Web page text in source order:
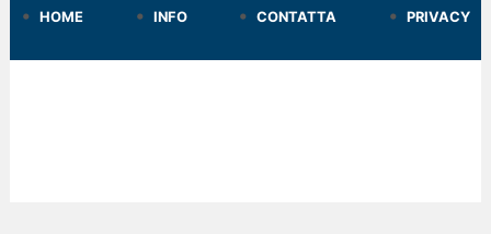
HOME INFO CONTATTA PRIVACY